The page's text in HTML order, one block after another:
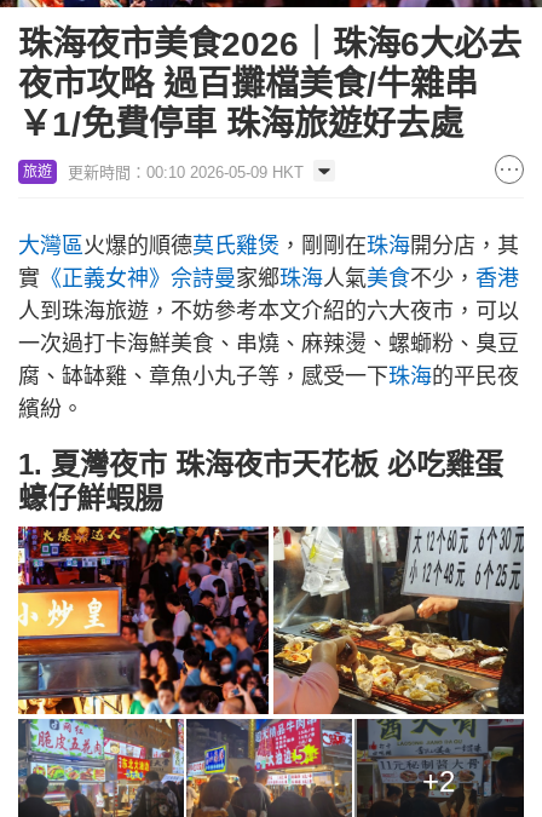
珠海夜市美食2026｜珠海6大必去
夜市攻略 過百攤檔美食/牛雜串
￥1/免費停車 珠海旅遊好去處
旅遊 更新時間：00:10 2026-05-09 HKT
大灣區火爆的順德莫氏雞煲 ，剛剛在珠海開分店，其
實 《正義女神》 佘詩曼家鄉珠海人氣美食不少， 香港
人到珠海旅遊，不妨參考本文介紹的六大夜市，可以
一次過打卡海鮮美食、串燒、麻辣燙、螺螄粉、臭豆
腐、缽缽雞、章魚小丸子等，感受一下珠海的平民夜
繽紛。
1. 夏灣夜市 珠海夜市天花板 必吃雞蛋
蠔仔鮮蝦腸
+2